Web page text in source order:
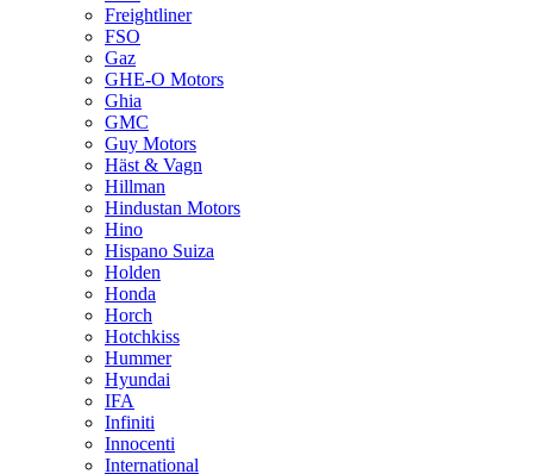
Freightliner
FSO
Gaz
GHE-O Motors
Ghia
GMC
Guy Motors
Häst & Vagn
Hillman
Hindustan Motors
Hino
Hispano Suiza
Holden
Honda
Horch
Hotchkiss
Hummer
Hyundai
IFA
Infiniti
Innocenti
International